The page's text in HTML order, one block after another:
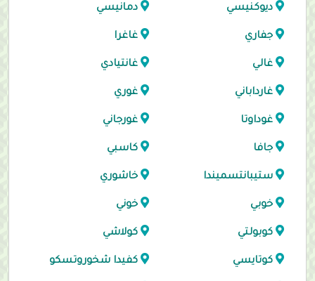
ديوكنيسي دمانيسي
جفاري غاغرا
غالي غانتيادي
غارداباني غوري
غوداوتا غورجاني
جافا كاسبي
ستيبانتسميندا خاشوري
خوبي خوني
كوبولتي كولاشي
كوتايسي كفيدا شخوروتسكو